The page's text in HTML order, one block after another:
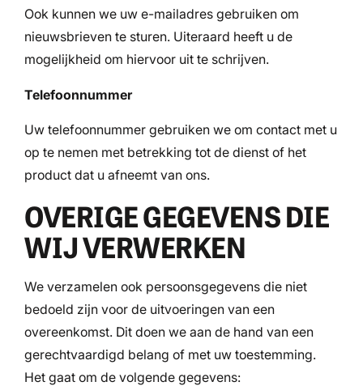
Ook kunnen we uw e-mailadres gebruiken om
nieuwsbrieven te sturen. Uiteraard heeft u de
mogelijkheid om hiervoor uit te schrijven.
Telefoonnummer
Uw telefoonnummer gebruiken we om contact met u
op te nemen met betrekking tot de dienst of het
product dat u afneemt van ons.
OVERIGE GEGEVENS DIE
WIJ VERWERKEN
We verzamelen ook persoonsgegevens die niet
bedoeld zijn voor de uitvoeringen van een
overeenkomst. Dit doen we aan de hand van een
gerechtvaardigd belang of met uw toestemming.
Het gaat om de volgende gegevens: